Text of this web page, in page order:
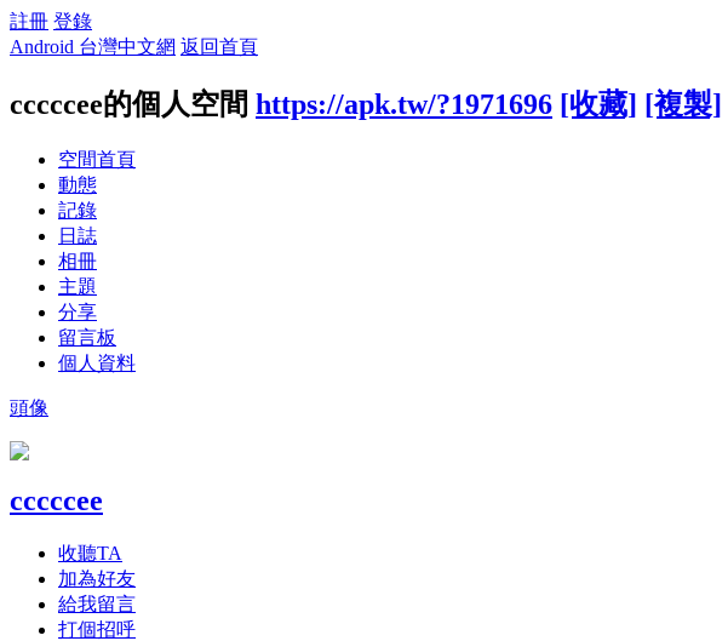
註冊 登錄
Android 台灣中文網 返回首頁
cccccee的個人空間 https://apk.tw/?1971696 [收藏] [複製]
空間首頁
動態
記錄
日誌
相冊
主題
分享
留言板
個人資料
頭像
cccccee
收聽TA
加為好友
給我留言
打個招呼